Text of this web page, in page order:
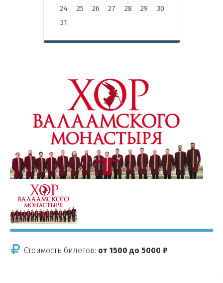
24
25 26 27 28 29
30
31
Стоимость билетов: от 1500 до 5000 ₽